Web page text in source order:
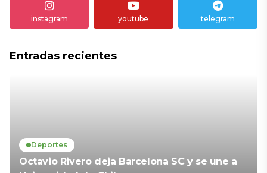
instagram youtube telegram
Entradas recientes
Deportes
Octavio Rivero deja Barcelona SC y se une a